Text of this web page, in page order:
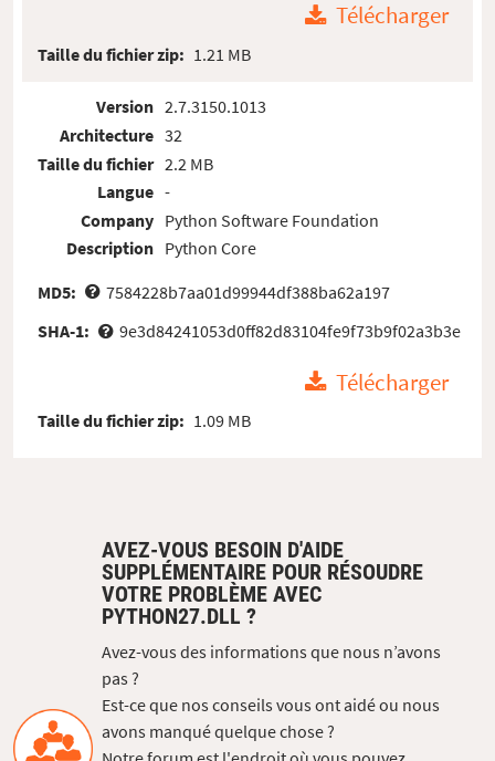
Télécharger
Taille du fichier zip: 1.21 MB
Version
Architecture
Taille du fichier
Langue
Company
Description
2.7.3150.1013
32
2.2 MB
-
Python Software Foundation
Python Core
MD5:
7584228b7aa01d99944df388ba62a197
SHA-1:
9e3d84241053d0ff82d83104fe9f73b9f02a3b3e
Télécharger
Taille du fichier zip: 1.09 MB
AVEZ-VOUS BESOIN D'AIDE
SUPPLÉMENTAIRE POUR RÉSOUDRE
VOTRE PROBLÈME AVEC
PYTHON27.DLL ?
Avez-vous des informations que nous n’avons
pas ?
Est-ce que nos conseils vous ont aidé ou nous
avons manqué quelque chose ?